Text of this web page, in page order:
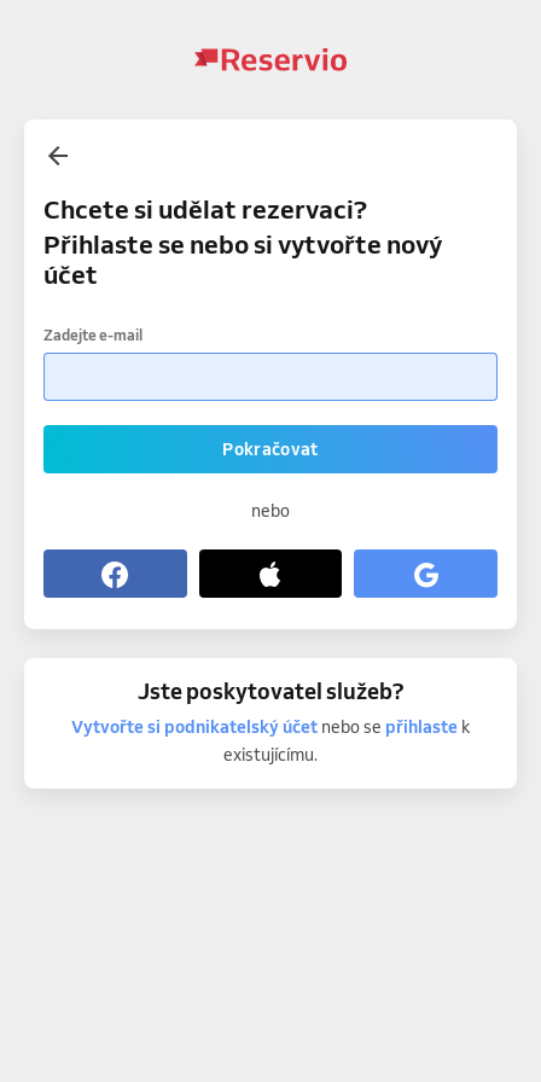
Chcete si udělat rezervaci?
Přihlaste se nebo si vytvořte nový
účet
Zadejte e-mail
Pokračovat
nebo
Jste poskytovatel služeb?
Vytvořte si podnikatelský účetnebo se přihlastek
existujícímu.